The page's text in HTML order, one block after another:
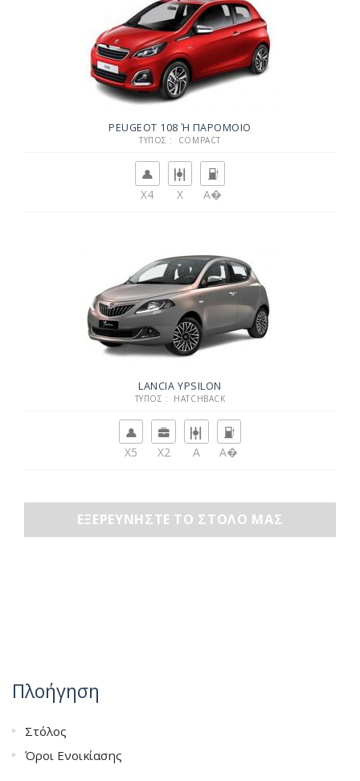
PEUGEOT 108 Ή ΠΑΡΌΜΟΙΟ
ΤΎΠΟΣ : COMPACT
X4 X Α�
LANCIA YPSILON
ΤΎΠΟΣ : HATCHBACK
X5 X2 A Α�
ΕΞΕΡΕΥΝΉΣΤΕ ΤΟ ΣΤΌΛΟ ΜΑΣ
Πλοήγηση
Στόλος
Όροι Ενοικίασης